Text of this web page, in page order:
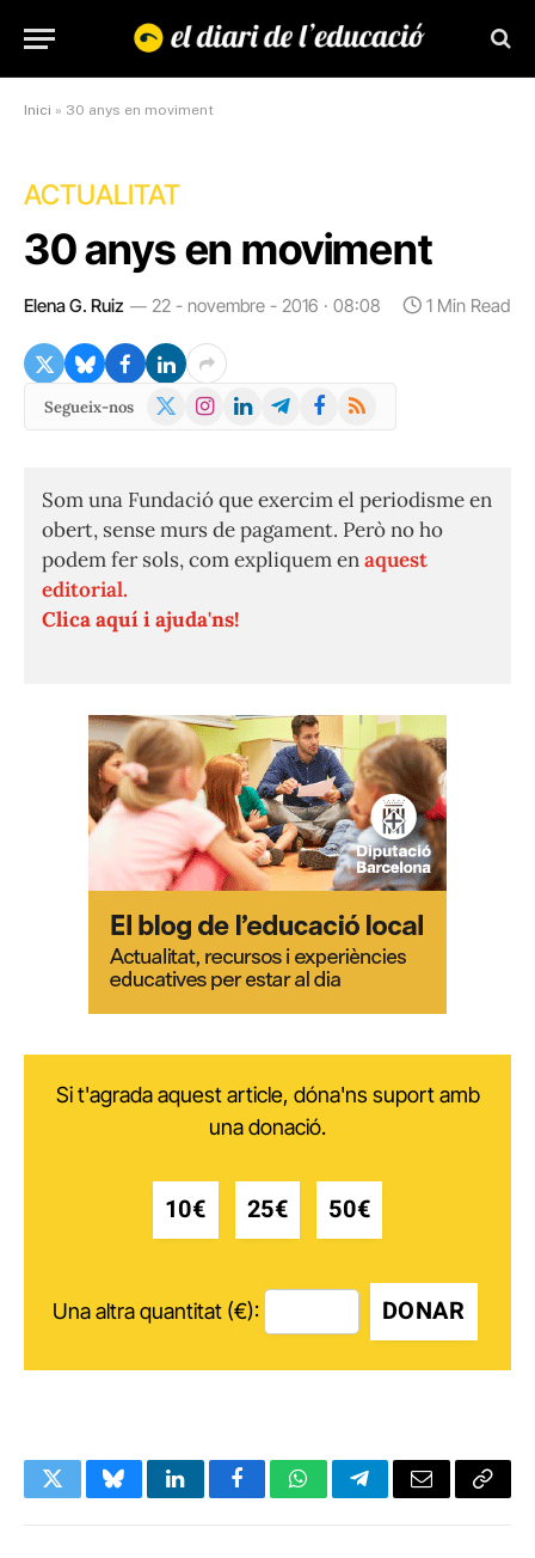
Inici » 30 anys en moviment
ACTUALITAT
30 anys en moviment
Elena G. Ruiz 22 - novembre - 2016 · 08:08 1 Min Read
Segueix-nos
X
Instagram
LinkedInTelegramFacebook
RSS
Som una Fundació que exercim el periodisme en
obert, sense murs de pagament. Però no ho
podem fer sols, com expliquem enaquest
editorial.
Clica aquí i ajuda'ns!
Si t'agrada aquest article, dóna'ns suport amb
una donació.
10€ 25€ 50€
Una altra quantitat (€): DONAR
TwitterBlueskyLinkedInFacebookWhatsAppTelegramEmail Copy